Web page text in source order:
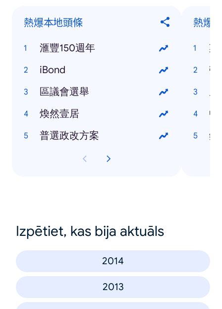
熱爆本地頭條
滙豐150週年
iBond
區議會選舉
煥然壹居
普選政改方案
熱爆
梁
勞
中
錢
Izpētiet, kas bija aktuāls
2014
2013